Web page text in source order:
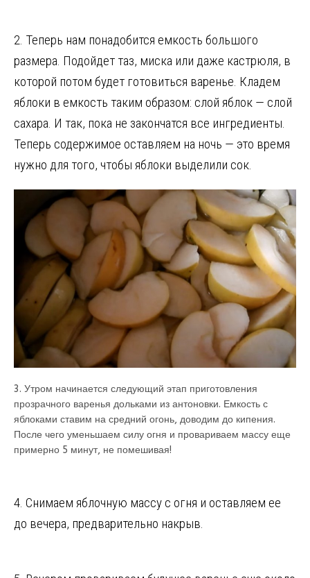
2. Теперь нам понадобится емкость большого
размера. Подойдет таз, миска или даже кастрюля, в
которой потом будет готовиться варенье. Кладем
яблоки в емкость таким образом: слой яблок — слой
сахара. И так, пока не закончатся все ингредиенты.
Теперь содержимое оставляем на ночь — это время
нужно для того, чтобы яблоки выделили сок.
3. Утром начинается следующий этап приготовления
прозрачного варенья дольками из антоновки. Емкость с
яблоками ставим на средний огонь, доводим до кипения.
После чего уменьшаем силу огня и провариваем массу еще
примерно 5 минут, не помешивая!
4. Снимаем яблочную массу с огня и оставляем ее
до вечера, предварительно накрыв.